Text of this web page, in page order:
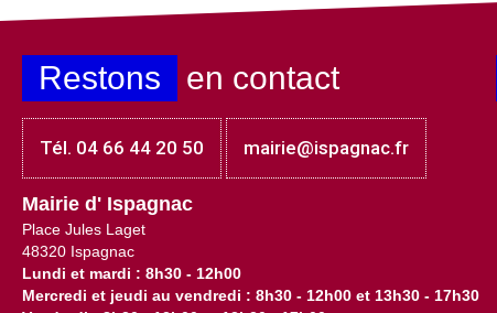
Restons en contact
Tél. 04 66 44 20 50 mairie@ispagnac.fr
Mairie d' Ispagnac
Place Jules Laget
48320 Ispagnac
Lundi et mardi : 8h30 - 12h00
Mercredi et jeudi au vendredi : 8h30 - 12h00 et 13h30 - 17h30